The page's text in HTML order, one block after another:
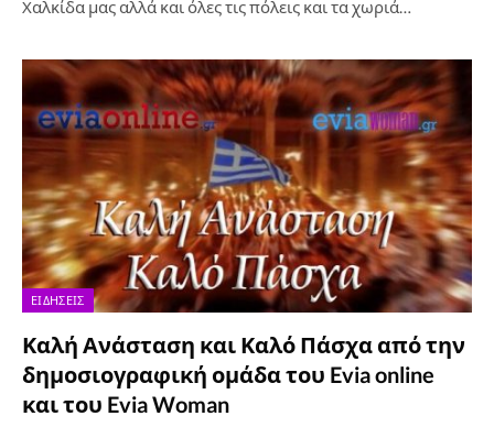
Χαλκίδα μας αλλά και όλες τις πόλεις και τα χωριά…
ΕΙΔΉΣΕΙΣ
Καλή Ανάσταση και Καλό Πάσχα από την
δημοσιογραφική ομάδα του Evia online
και του Evia Woman